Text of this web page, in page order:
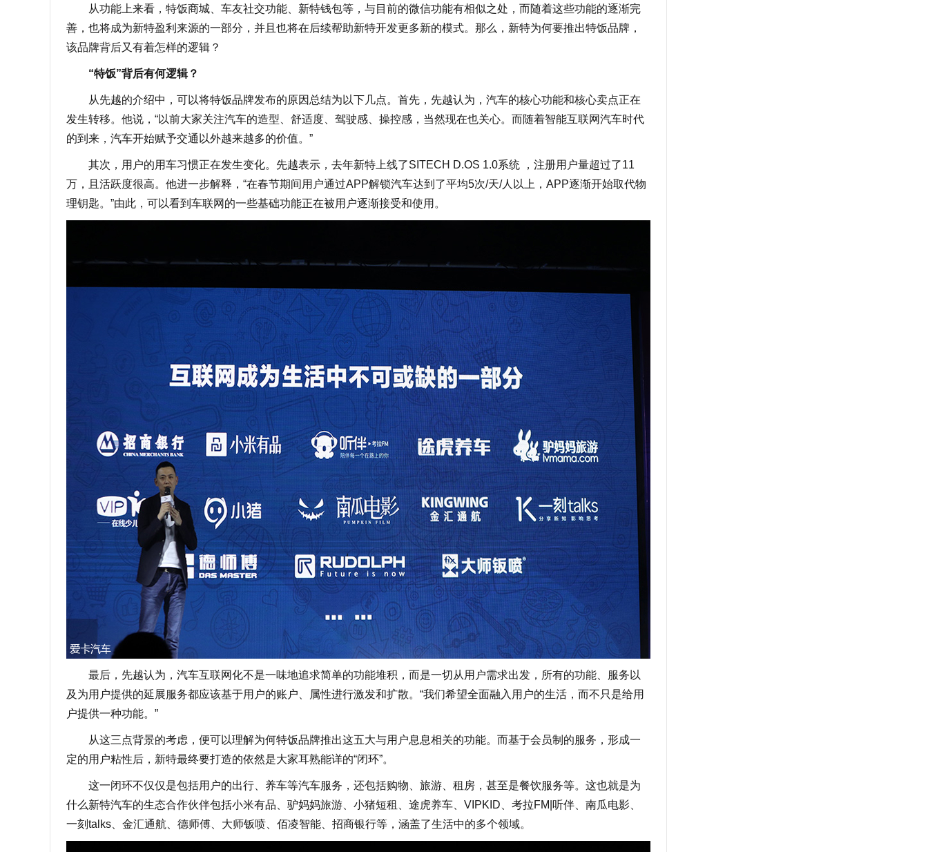
从功能上来看，特饭商城、车友社交功能、新特钱包等，与目前的微信功能有相似之处，而随着这些功能的逐渐完
善，也将成为新特盈利来源的一部分，并且也将在后续帮助新特开发更多新的模式。那么，新特为何要推出特饭品牌，
该品牌背后又有着怎样的逻辑？
“特饭”背后有何逻辑？
从先越的介绍中，可以将特饭品牌发布的原因总结为以下几点。首先，先越认为，汽车的核心功能和核心卖点正在
发生转移。他说，“以前大家关注汽车的造型、舒适度、驾驶感、操控感，当然现在也关心。而随着智能互联网汽车时代
的到来，汽车开始赋予交通以外越来越多的价值。”
其次，用户的用车习惯正在发生变化。先越表示，去年新特上线了SITECH D.OS 1.0系统 ，注册用户量超过了11
万，且活跃度很高。他进一步解释，“在春节期间用户通过APP解锁汽车达到了平均5次/天/人以上，APP逐渐开始取代物
理钥匙。”由此，可以看到车联网的一些基础功能正在被用户逐渐接受和使用。
最后，先越认为，汽车互联网化不是一味地追求简单的功能堆积，而是一切从用户需求出发，所有的功能、服务以
及为用户提供的延展服务都应该基于用户的账户、属性进行激发和扩散。“我们希望全面融入用户的生活，而不只是给用
户提供一种功能。”
从这三点背景的考虑，便可以理解为何特饭品牌推出这五大与用户息息相关的功能。而基于会员制的服务，形成一
定的用户粘性后，新特最终要打造的依然是大家耳熟能详的“闭环”。
这一闭环不仅仅是包括用户的出行、养车等汽车服务，还包括购物、旅游、租房，甚至是餐饮服务等。这也就是为
什么新特汽车的生态合作伙伴包括小米有品、驴妈妈旅游、小猪短租、途虎养车、VIPKID、考拉FM|听伴、南瓜电影、
一刻talks、金汇通航、德师傅、大师钣喷、佰凌智能、招商银行等，涵盖了生活中的多个领域。